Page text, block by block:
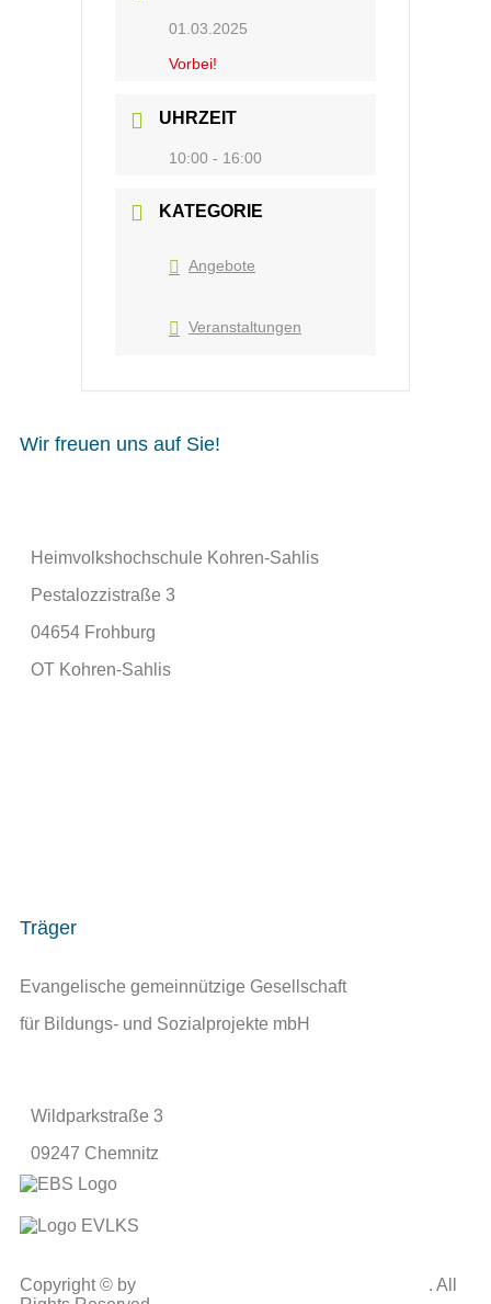
01.03.2025
Vorbei!
UHRZEIT
10:00 - 16:00
KATEGORIE
Angebote
Veranstaltungen
Wir freuen uns auf Sie!
Heimvolkshochschule Kohren-Sahlis
Pestalozzistraße 3
04654 Frohburg
OT Kohren-Sahlis
Träger
Evangelische gemeinnützige Gesellschaft
für Bildungs- und Sozialprojekte mbH
Wildparkstraße 3
09247 Chemnitz
Copyright© by
. All